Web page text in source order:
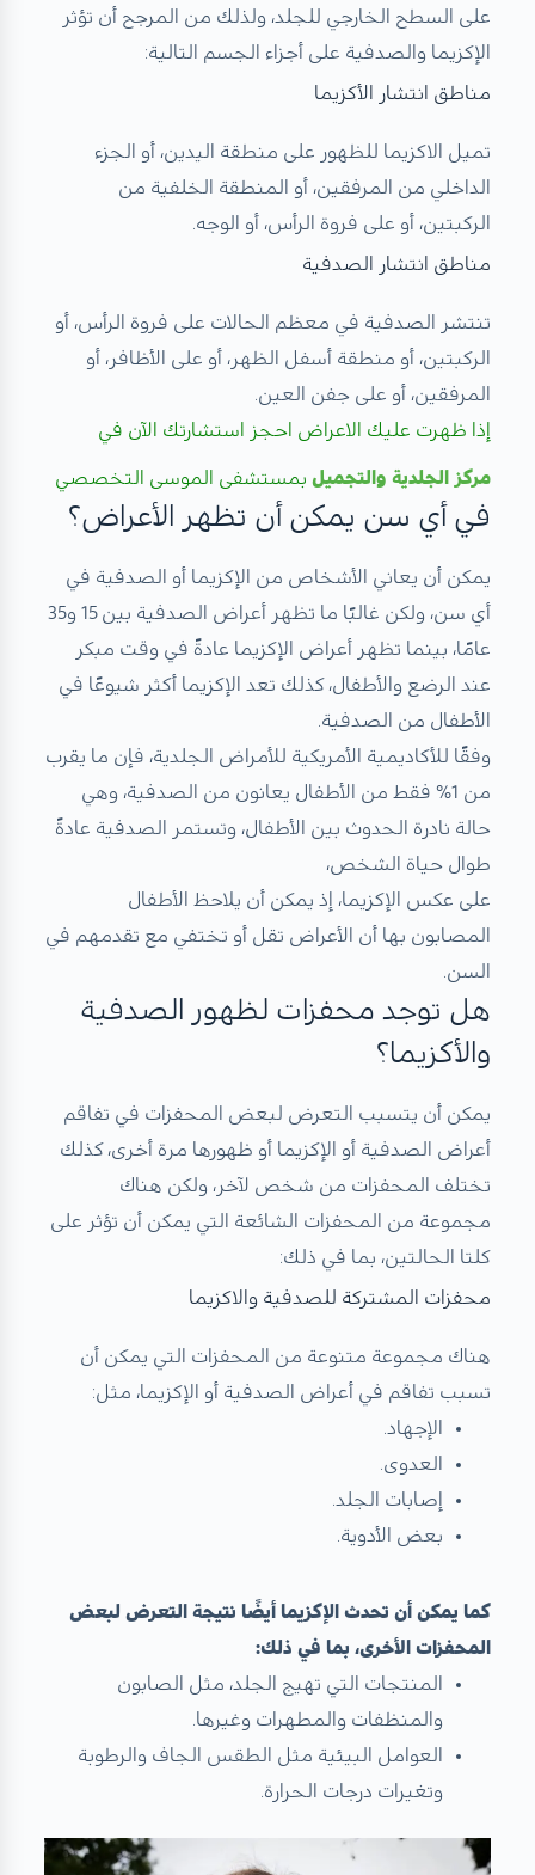
على السطح الخارجي للجلد، ولذلك من المرجح أن تؤثر
الإكزيما والصدفية على أجزاء الجسم التالية:
مناطق انتشار الأكزيما
تميل الاكزيما للظهور على منطقة اليدين، أو الجزء
الداخلي من المرفقين، أو المنطقة الخلفية من
الركبتين، أو على فروة الرأس، أو الوجه.
مناطق انتشار الصدفية
تنتشر الصدفية في معظم الحالات على فروة الرأس، أو
الركبتين، أو منطقة أسفل الظهر، أو على الأظافر، أو
المرفقين، أو على جفن العين.
إذا ظهرت عليك الاعراض احجز استشارتك الآن في
مركز الجلدية والتجميلبمستشفى الموسى التخصصي
في أي سن يمكن أن تظهر الأعراض؟
يمكن أن يعاني الأشخاص من الإكزيما أو الصدفية في
أي سن، ولكن غالبًا ما تظهر أعراض الصدفية بين 15 و35
عامًا، بينما تظهر أعراض الإكزيما عادةً في وقت مبكر
عند الرضع والأطفال، كذلك تعد الإكزيما أكثر شيوعًا في
الأطفال من الصدفية.
وفقًا للأكاديمية الأمريكية للأمراض الجلدية، فإن ما يقرب
من 1% فقط من الأطفال يعانون من الصدفية، وهي
حالة نادرة الحدوث بين الأطفال، وتستمر الصدفية عادةً
طوال حياة الشخص،
على عكس الإكزيما، إذ يمكن أن يلاحظ الأطفال
المصابون بها أن الأعراض تقل أو تختفي مع تقدمهم في
السن.
هل توجد محفزات لظهور الصدفية
والأكزيما؟
يمكن أن يتسبب التعرض لبعض المحفزات في تفاقم
أعراض الصدفية أو الإكزيما أو ظهورها مرة أخرى، كذلك
تختلف المحفزات من شخص لآخر، ولكن هناك
مجموعة من المحفزات الشائعة التي يمكن أن تؤثر على
كلتا الحالتين، بما في ذلك:
محفزات المشتركة للصدفية والاكزيما
هناك مجموعة متنوعة من المحفزات التي يمكن أن
تسبب تفاقم في أعراض الصدفية أو الإكزيما، مثل:
الإجهاد.
العدوى.
إصابات الجلد.
بعض الأدوية.
كما يمكن أن تحدث الإكزيما أيضًا نتيجة التعرض لبعض
المحفزات الأخرى، بما في ذلك:
المنتجات التي تهيج الجلد، مثل الصابون
والمنظفات والمطهرات وغيرها.
العوامل البيئية مثل الطقس الجاف والرطوبة
وتغيرات درجات الحرارة.